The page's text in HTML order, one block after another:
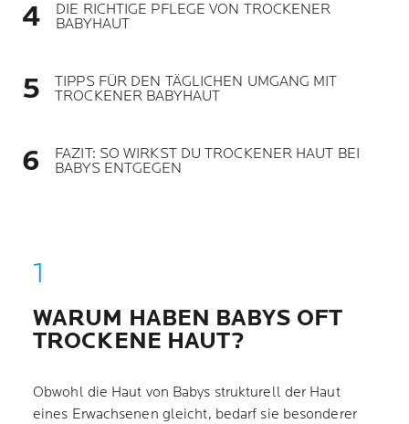
DIE RICHTIGE PFLEGE VON TROCKENER
BABYHAUT
TIPPS FÜR DEN TÄGLICHEN UMGANG MIT
TROCKENER BABYHAUT
FAZIT: SO WIRKST DU TROCKENER HAUT BEI
BABYS ENTGEGEN
WARUM HABEN BABYS OFT
TROCKENE HAUT?
Obwohl die Haut von Babys strukturell der Haut
eines Erwachsenen gleicht, bedarf sie besonderer